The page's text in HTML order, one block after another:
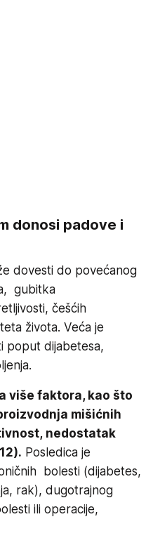
donosi padove i
dovesti do povećanog
gubitka
češćih
života. Veća je
poput dijabetesa,
više faktora, kao što
mišićnih
nedostatak
Posledica je
bolesti (dijabetes,
rak), dugotrajnog
ili operacije,